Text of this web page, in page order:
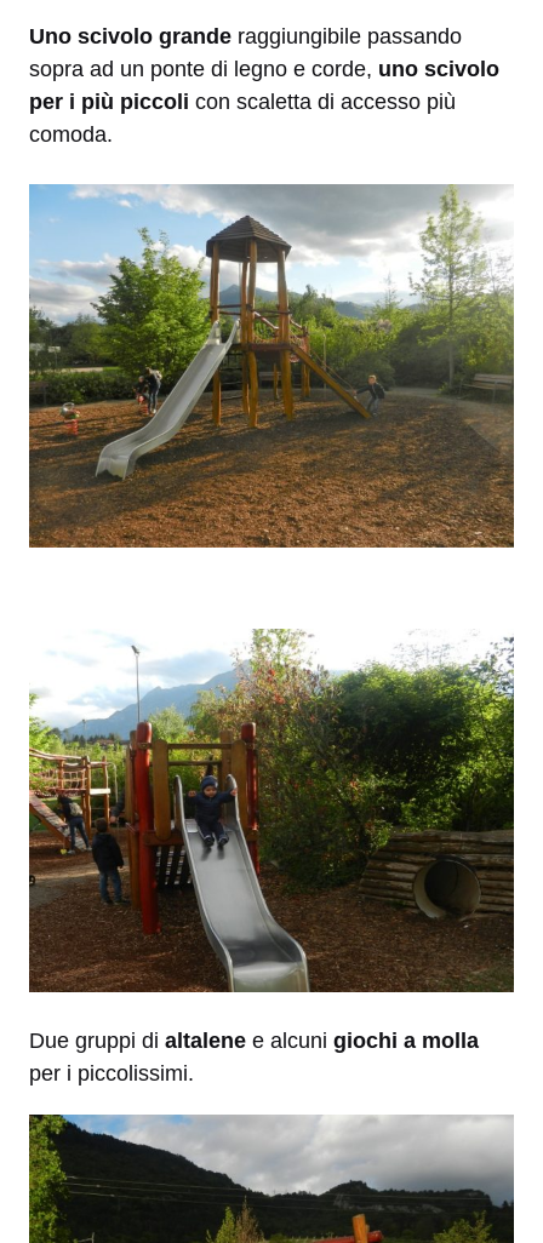
Uno scivolo grande raggiungibile passando
sopra ad un ponte di legno e corde, uno scivolo
per i più piccoli con scaletta di accesso più
comoda.
Due gruppi di altalene e alcuni giochi a molla
per i piccolissimi.